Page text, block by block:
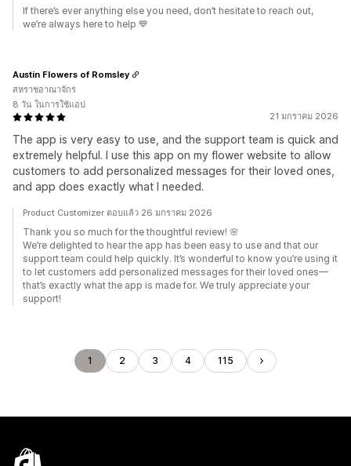
If there’s ever anything else you need, don’t hesitate to reach out,
we’re always here to help 💙
21 มกราคม 2026
The app is very easy to use, and the support team is quick and
extremely helpful. I use this app on my flower website to allow
customers to add personalized messages for their loved ones,
and app does exactly what I needed.
Austin Flowers of Romsley
สหราชอาณาจักร
8 วัน ในการใช้แอป
Product Customizer ตอบแล้ว 26 มกราคม 2026
Thank you so much for the thoughtful review! 🌸
We’re delighted to hear the app has been easy to use and that our
support team could help quickly. It’s wonderful to know you’re using it
to let customers add personalized messages for their loved ones—
that’s exactly what the app is made for. We truly appreciate your
support!
1 2 3 4 115